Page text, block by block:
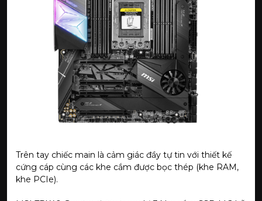
Trên tay chiếc main là cảm giác đầy tự tin với thiết kế
cứng cáp cùng các khe cắm được bọc thép (khe RAM,
khe PCIe).